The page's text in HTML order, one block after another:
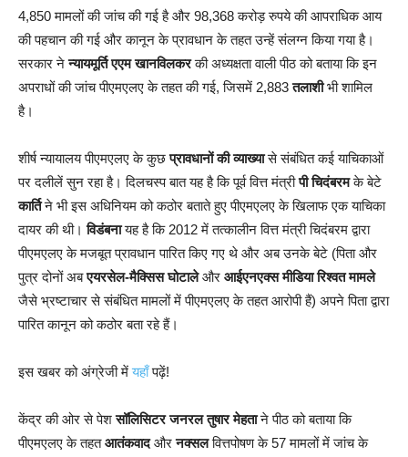
4,850 मामलों की जांच की गई है और 98,368 करोड़ रुपये की आपराधिक आय
की पहचान की गई और कानून के प्रावधान के तहत उन्हें संलग्न किया गया है।
सरकार नेन्यायमूर्ति एएम खानविलकरकी अध्यक्षता वाली पीठ को बताया कि इन
अपराधों की जांच पीएमएलए के तहत की गई, जिसमें 2,883तलाशीभी शामिल
है।
शीर्ष न्यायालय पीएमएलए के कुछप्रावधानों की व्याख्यासे संबंधित कई याचिकाओं
पर दलीलें सुन रहा है। दिलचस्प बात यह है कि पूर्व वित्त मंत्रीपी चिदंबरमके बेटे
कार्तिने भी इस अधिनियम को कठोर बताते हुए पीएमएलए के खिलाफ एक याचिका
दायर की थी।विडंबनायह है कि 2012 में तत्कालीन वित्त मंत्री चिदंबरम द्वारा
पीएमएलए के मजबूत प्रावधान पारित किए गए थे और अब उनके बेटे (पिता और
पुत्र दोनों अबएयरसेल-मैक्सिस घोटालेऔर आईएनएक्स मीडिया रिश्वत मामले
जैसे भ्रष्टाचार से संबंधित मामलों में पीएमएलए के तहत आरोपी हैं) अपने पिता द्वारा
पारित कानून को कठोर बता रहे हैं।
इस खबर को अंग्रेजी मेंयहाँपढ़ें!
केंद्र की ओर से पेशसॉलिसिटर जनरल तुषार मेहताने पीठ को बताया कि
पीएमएलए के तहतआतंकवादऔरनक्सलवित्तपोषण के 57 मामलों में जांच के